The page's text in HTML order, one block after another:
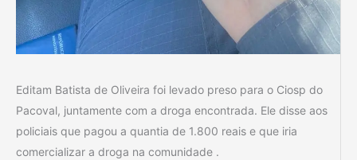
Editam Batista de Oliveira foi levado preso para o Ciosp do
Pacoval, juntamente com a droga encontrada. Ele disse aos
policiais que pagou a quantia de 1.800 reais e que iria
comercializar a droga na comunidade .